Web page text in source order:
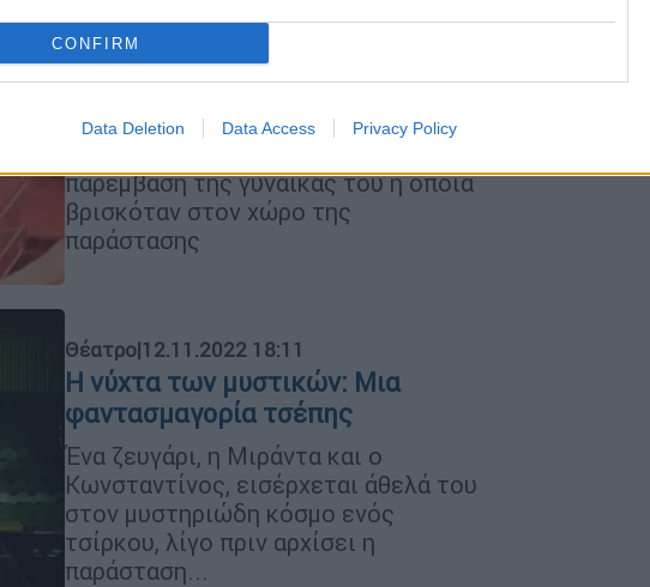
CONFIRM
Data Deletion Data Access Privacy Policy
Η τρομακτική στιγμή που λιοντάρι
επιτίθεται σε θηριοδαμαστή στη
Ρωσία - Σώθηκε την τελευταία
παρέμβαση της γυναίκας του η οποία
βρισκόταν στον χώρο της
παράστασης
Θέατρο|12.11.2022 18:11
Η νύχτα των μυστικών: Μια
φαντασμαγορία τσέπης
Ένα ζευγάρι, η Μιράντα και ο
Κωνσταντίνος, εισέρχεται άθελά του
στον μυστηριώδη κόσμο ενός
τσίρκου, λίγο πριν αρχίσει η
παράσταση...